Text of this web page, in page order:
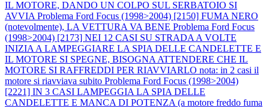
IL MOTORE, DANDO UN COLPO SUL SERBATOIO SI
AVVIA Problema Ford Focus (1998>2004) [2150] FUMA NERO
(notevolmente), LA VETTURA VA BENE Problema Ford Focus
(1998>2004) [2173] NEI 12 CASI SU STRADA A VOLTE
INIZIA A LAMPEGGIARE LA SPIA DELLE CANDELETTE E
IL MOTORE SI SPEGNE, BISOGNA ATTENDERE CHE IL
MOTORE SI RAFFREDDI PER RIAVVIARLO nota: in 2 casi il
motore si riavviava subito Problema Ford Focus (1998>2004)
[2221] IN 3 CASI LAMPEGGIA LA SPIA DELLE
CANDELETTE E MANCA DI POTENZA (a motore freddo fuma